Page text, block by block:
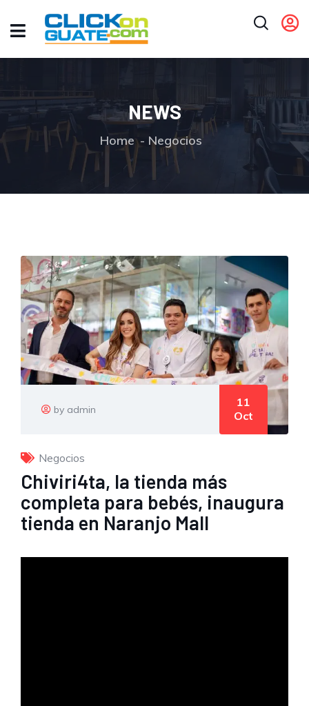
NEWS
Home Negocios
by admin
11
Oct
Negocios
Chiviri4ta, la tienda más
completa para bebés, inaugura
tienda en Naranjo Mall